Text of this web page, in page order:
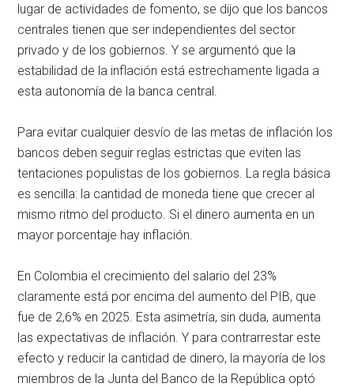
lugar de actividades de fomento, se dijo que los bancos
centrales tienen que ser independientes del sector
privado y de los gobiernos. Y se argumentó que la
estabilidad de la inflación está estrechamente ligada a
esta autonomía de la banca central.
Para evitar cualquier desvío de las metas de inflación los
bancos deben seguir reglas estrictas que eviten las
tentaciones populistas de los gobiernos. La regla básica
es sencilla: la cantidad de moneda tiene que crecer al
mismo ritmo del producto. Si el dinero aumenta en un
mayor porcentaje hay inflación.
En Colombia el crecimiento del salario del 23%
claramente está por encima del aumento del PIB, que
fue de 2,6% en 2025. Esta asimetría, sin duda, aumenta
las expectativas de inflación. Y para contrarrestar este
efecto y reducir la cantidad de dinero, la mayoría de los
miembros de la Junta del Banco de la República optó